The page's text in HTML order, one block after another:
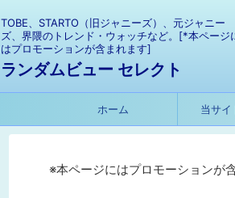
TOBE、STARTO（旧ジャニーズ）、元ジャニー
ズ、界隈のトレンド・ウォッチなど。[*本ページ
はプロモーションが含まれます]
ランダムビュー セレクト
ホーム 当サイ
※本ページにはプロモーションが